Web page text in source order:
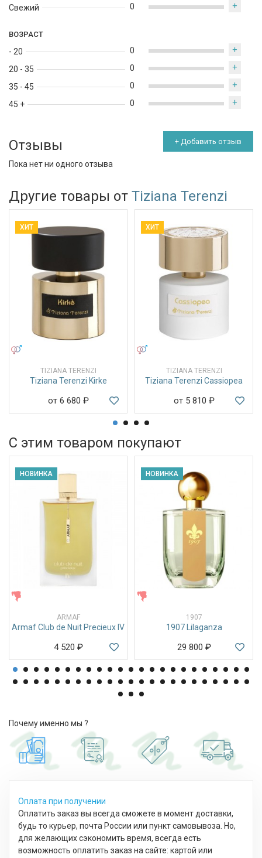
Свежий 0 +
ВОЗРАСТ
- 20
20 - 35
35 - 45
45 +
0 +
0 +
0 +
0 +
Отзывы + Добавить отзыв
Пока нет ни одного отзыва
Другие товары от Tiziana Terenzi
ХИТ
TIZIANA TERENZI
Tiziana Terenzi Kirke
от 6 680 ₽
ХИТ
TIZIANA TERENZI
Tiziana Terenzi Cassiopea
от 5 810 ₽
С этим товаром покупают
НОВИНКА
ARMAF
Armaf Club de Nuit Precieux IV
4 520 ₽
НОВИНКА
1907
1907 Lilaganza
29 800 ₽
Почему именно мы ?
Оплата при получении
Оплатить заказ вы всегда сможете в момент доставки,
будь то курьер, почта России или пункт самовывоза. Но,
для желающих сэкономить время, всегда есть
возможность оплатить заказ на сайте: картой или